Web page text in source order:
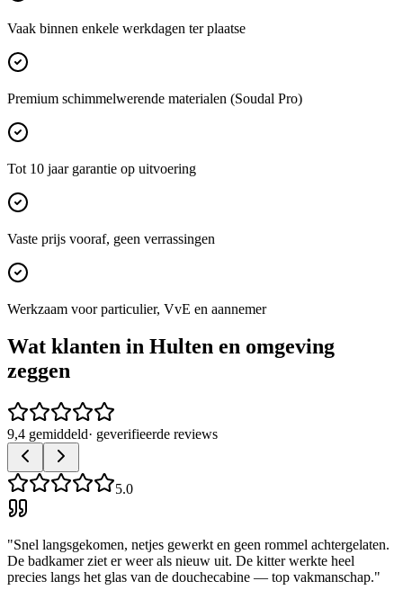
Vaak binnen enkele werkdagen ter plaatse
Premium schimmelwerende materialen (Soudal Pro)
Tot 10 jaar garantie op uitvoering
Vaste prijs vooraf, geen verrassingen
Werkzaam voor particulier, VvE en aannemer
Wat klanten in Hulten en omgeving
zeggen
9,4 gemiddeld· geverifieerde reviews
5.0
"Snel langsgekomen, netjes gewerkt en geen rommel achtergelaten.
De badkamer ziet er weer als nieuw uit. De kitter werkte heel
precies langs het glas van de douchecabine — top vakmanschap."